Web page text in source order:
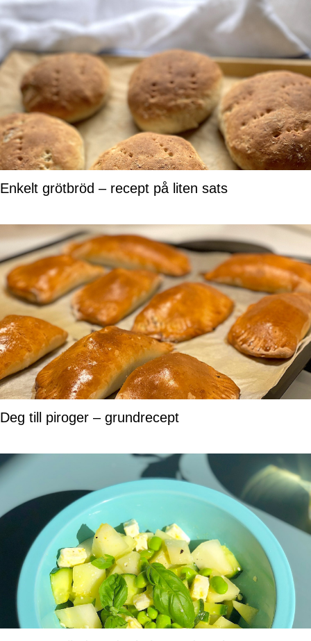
Enkelt grötbröd – recept på liten sats
Deg till piroger – grundrecept